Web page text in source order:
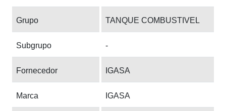
Grupo TANQUE COMBUSTIVEL
Subgrupo -
Fornecedor IGASA
Marca IGASA